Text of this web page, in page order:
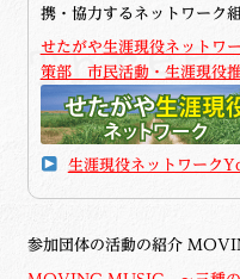
携・協力するネットワーク
せたがや生涯現役ネットワ
策部 市民活動・生涯現役推
生涯現役ネットワーク
参加団体の活動の紹介